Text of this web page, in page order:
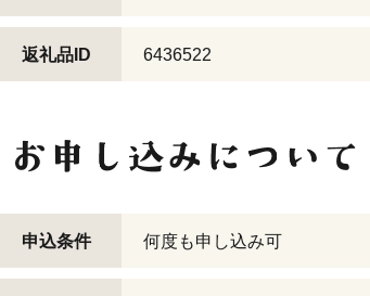
返礼品ID 6436522
申込条件 何度も申し込み可